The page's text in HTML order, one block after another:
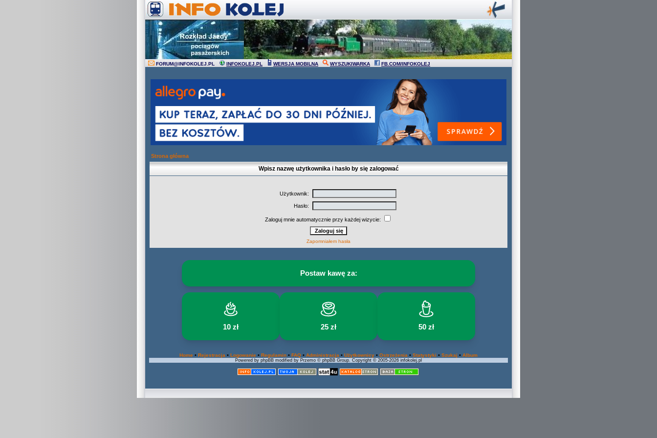
FORUM@INFOKOLEJ.PL INFOKOLEJ.PL WERSJA MOBILNA WYSZUKIWARKA FB.COM/INFOKOLEJ
Strona główna
Wpisz nazwę użytkownika i hasło by się zalogować
Użytkownik:
Hasło:
Zaloguj mnie automatycznie przy każdej wizycie:
Zapomniałem hasła
Postaw kawę za:
10 zł 25 zł 50 zł
Home • Rejestracja • Logowanie • Regulamin • FAQ • Administracja • Użytkownicy • Ostrzeżenia • Statystyki • Szukaj • Album
Powered by phpBB modified by Przemo © phpBB Group. Copyright © 2005-2026 infokolej.pl